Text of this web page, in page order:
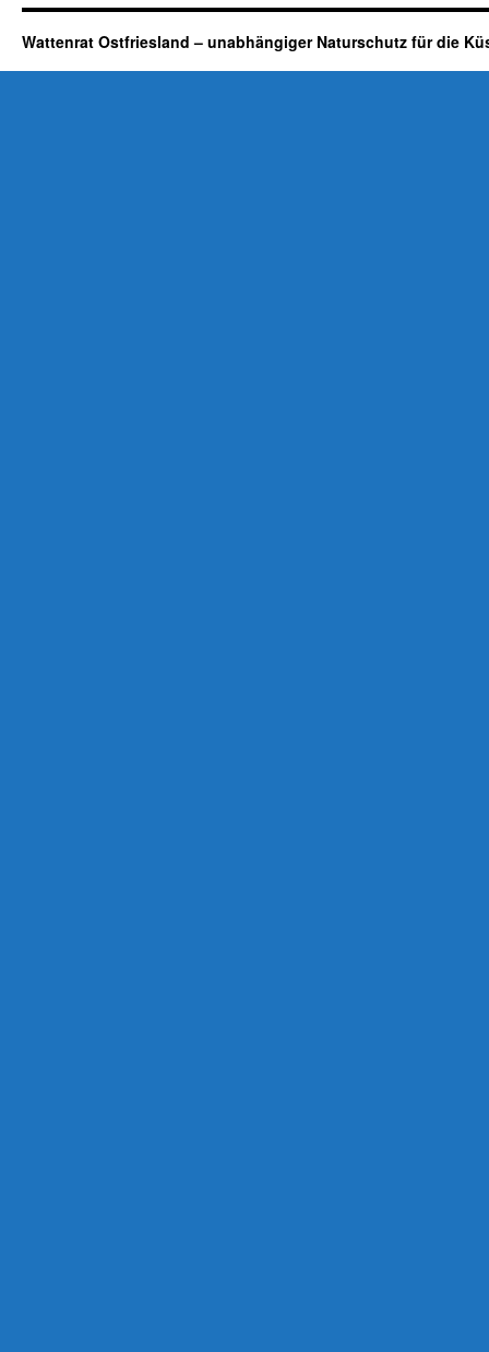
Wattenrat Ostfriesland – unabhängiger Naturschutz für die